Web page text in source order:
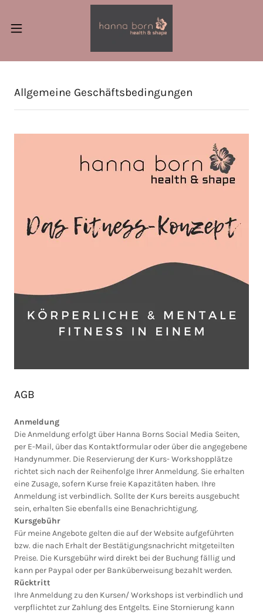
Allgemeine Geschäftsbedingungen
AGB
Anmeldung
Die Anmeldung erfolgt über Hanna Borns Social Media Seiten,
per E-Mail, über das Kontaktformular oder über die angegebene
Handynummer. Die Reservierung der Kurs- Workshopplätze
richtet sich nach der Reihenfolge Ihrer Anmeldung. Sie erhalten
eine Zusage, sofern Kurse freie Kapazitäten haben. Ihre
Anmeldung ist verbindlich. Sollte der Kurs bereits ausgebucht
sein, erhalten Sie ebenfalls eine Benachrichtigung.
Kursgebühr
Für meine Angebote gelten die auf der Website aufgeführten
bzw. die nach Erhalt der Bestätigungsnachricht mitgeteilten
Preise. Die Kursgebühr wird direkt bei der Buchung fällig und
kann per Paypal oder per Banküberweisung bezahlt werden.
Rücktritt
Ihre Anmeldung zu den Kursen/ Workshops ist verbindlich und
verpflichtet zur Zahlung des Entgelts. Eine Stornierung kann